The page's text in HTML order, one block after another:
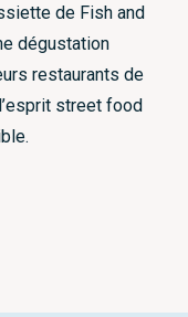
de Fish and
dégustation
restaurants de
street food